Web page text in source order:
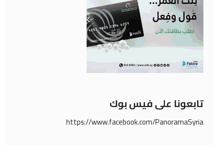
تابعونا على فيس بوك
https://www.facebook.com/PanoramaSyria